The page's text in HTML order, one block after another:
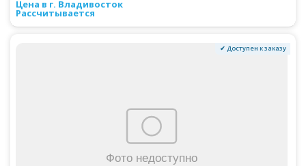
Рассчитывается
✔ Доступен к заказу